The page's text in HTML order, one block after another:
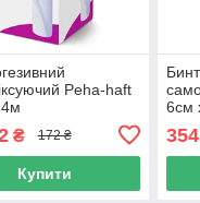
Peha-haft
₴ 172 ₴
Купити
6см